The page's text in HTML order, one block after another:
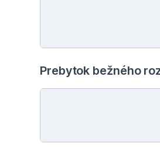
Prebytok bežného